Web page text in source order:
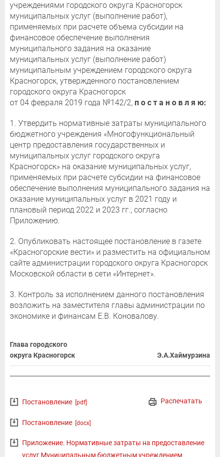
учреждениями городского округа Красногорск
муниципальных услуг (выполнение работ),
применяемых при расчете объема субсидии на
финансовое обеспечение выполнения
муниципального задания на оказание
муниципальных услуг (выполнение работ)
муниципальным учреждением городского округа
Красногорск, утвержденного постановлением
городского округа Красногорск
от 04 февраля 2019 года №142/2, п о с т а н о в л я ю:
1. Утвердить нормативные затраты муниципального
бюджетного учреждения «Многофункциональный
центр предоставления государственных и
муниципальных услуг городского округа
Красногорск» на оказание муниципальных услуг,
применяемых при расчете субсидии на финансовое
обеспечение выполнения муниципального задания на
оказание муниципальных услуг в 2021 году и
плановый период 2022 и 2023 гг., согласно
Приложению.
2. Опубликовать настоящее постановление в газете
«Красногорские вести» и разместить на официальном
сайте администрации городского округа Красногорск
Московской области в сети «Интернет».
3. Контроль за исполнением данного постановления
возложить на заместителя главы администрации по
экономике и финансам Е.В. Коновалову.
Глава городского
округа Красногорск
Э.А.Хаймурзина
Распечатать
Постановление [pdf]
Постановление [docx]
Приложение. Нормативные затраты на предоставление
услуг Муниципальным бюджетным учреждением